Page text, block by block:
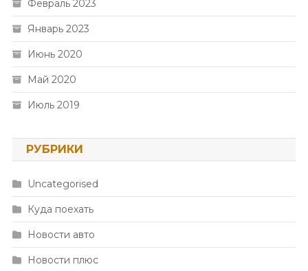
Февраль 2023
Январь 2023
Июнь 2020
Май 2020
Июль 2019
РУБРИКИ
Uncategorised
Куда поехать
Новости авто
Новости плюс